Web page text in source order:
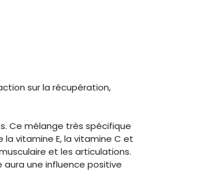
sur la récupération,
Ce mélange très spécifique
vitamine E, la vitamine C et
et les articulations.
une influence positive